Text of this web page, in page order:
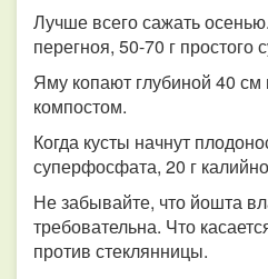
Лучше всего сажать
перегноя, 50-70 г
Яму копают глубиной 40
компостом.
Когда кусты начнут
суперфосфата, 20 г
Не забывайте, что йошта
требовательна. Что
против стеклянницы.